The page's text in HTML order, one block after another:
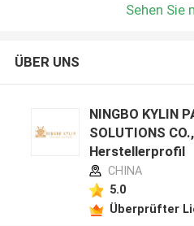
Sehen Sie
ÜBER UNS
NINGBO KYLIN
SOLUTIONS
Herstellerprofil
CHINA
5.0
Überprüfter